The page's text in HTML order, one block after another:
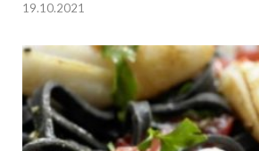
19.10.2021